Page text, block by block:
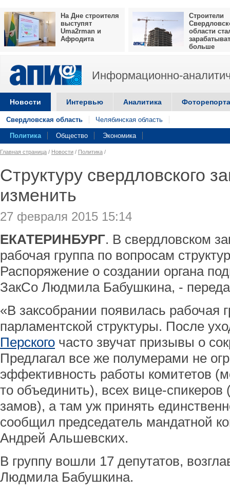
На Дне строителя
выступят
Uma2rman и
Афродита
Строители
области
больше
Информационно-
Новости Интервью Аналитика
Свердловская область Челябинская область
Политика Общество Экономика
Главная страница / Новости / Политика /
Структуру свердловского
изменить
27 февраля 2015 15:14
ЕКАТЕРИНБУРГ. В свердловском
рабочая группа по вопросам
Распоряжение о создании органа
ЗакСо Людмила Бабушкина, -
«В заксобрании появилась рабочая
парламентской структуры. После
Перского часто звучат призывы о
Предлагал все же полумерами не
эффективность работы комитетов
то объединить), всех вице-спикеров
замов), а там уж принять
сообщил председатель мандатной
Андрей Альшевских.
В группу вошли 17 депутатов,
Людмила Бабушкина.